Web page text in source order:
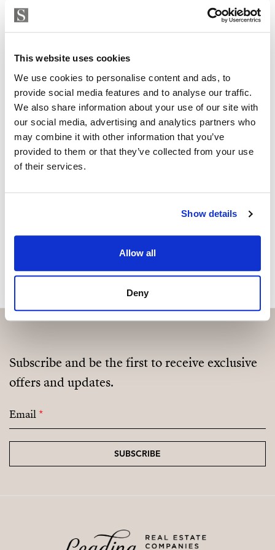
This website uses cookies
We use cookies to personalise content and ads, to
provide social media features and to analyse our traffic.
We also share information about your use of our site with
our social media, advertising and analytics partners who
may combine it with other information that you’ve
provided to them or that they’ve collected from your use
of their services.
Show details
Allow all
Deny
EMILIANO LUIS LOPEZ
+34 642 154 833
emiliano@strand.es
¿Está interesado en esta
propiedad?
Please, contact me or fill your information and
choose. We also arrange remote property
viewings by Whats App free of charge.
MAKE CONTACT REQUEST
Subscribe and be the first to receive exclusive
offers and updates.
Email*
SUBSCRIBE